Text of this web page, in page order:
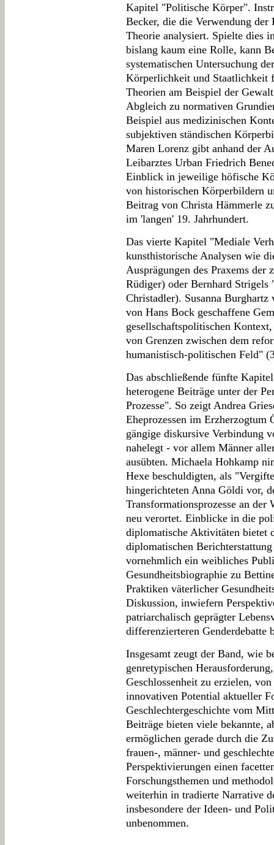
Kapitel "Politische Körper".
Becker, die die Verwendung
Theorie analysiert. Spielte dies
bislang kaum eine Rolle, kann
systematischen Untersuchung
Körperlichkeit und Staatlichkeit
Theorien am Beispiel der
Abgleich zu normativen
Beispiel aus medizinischen
subjektiven ständischen
Maren Lorenz gibt anhand der
Leibarztes Urban Friedrich
Einblick in jeweilige höfische
von historischen Körperbildern
Beitrag von Christa Hämmerle
im 'langen' 19. Jahrhundert.
Das vierte Kapitel "Mediale
kunsthistorische Analysen wie
Ausprägungen des Praxems der
Rüdiger) oder Bernhard
Christadler). Susanna Burghartz
von Hans Bock geschaffene
gesellschaftspolitischen
von Grenzen zwischen dem
humanistisch-politischen Feld"
Das abschließende fünfte
heterogene Beiträge unter der
Prozesse". So zeigt Andrea
Eheprozessen im Erzherzogtum
gängige diskursive Verbindung
nahelegt - vor allem Männer
ausübten. Michaela Hohkamp
Hexe beschuldigten, als
hingerichteten Anna Göldi vor,
Transformationsprozesse an der
neu verortet. Einblicke in die
diplomatische Aktivitäten bietet
diplomatischen
vornehmlich ein weibliches
Gesundheitsbiographie zu
Praktiken väterlicher
Diskussion, inwiefern
patriarchalisch geprägter
differenzierteren Genderdebatte
Insgesamt zeugt der Band, wie
genretypischen
Geschlossenheit zu erzielen,
innovativen Potential aktueller
Geschlechtergeschichte vom
Beiträge bieten viele bekannte,
ermöglichen gerade durch die
frauen-, männer- und
Perspektivierungen einen
Forschungsthemen und
weiterhin in tradierte Narrative
insbesondere der Ideen- und
unbenommen.